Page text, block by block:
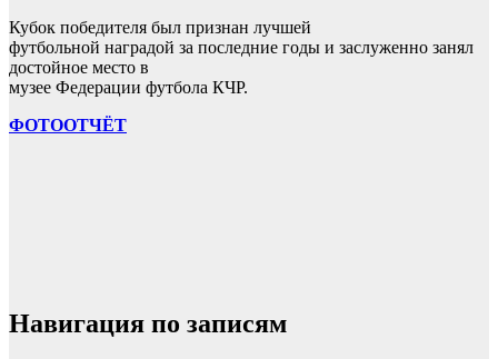
Кубок победителя был признан лучшей
футбольной наградой за последние годы и заслуженно занял
достойное место в
музее Федерации футбола КЧР.
ФОТООТЧЁТ
Навигация по записям